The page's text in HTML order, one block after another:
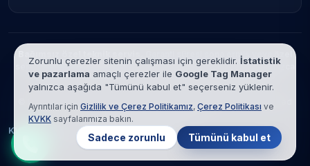
Garanti süresi sona ermiş veya özel
servis kapsamındaki cihazlar için hizmet verilir. Marka adları yalnızca
tanımlama amaçlıdır; yetkili servis ilişkisi bulunmamaktadır.
© 2026 SRT Elektronik Analiz Laboratuvar Sanayi Ve Ticaret Limited
Şirketi. Tüm hakları saklıdır.
KVKK
Çerez Politikası Hizmet Şartları
Zorunlu çerezler sitenin çalışması için gereklidir. İstatistik
ve pazarlama amaçlı çerezler ile Google Tag Manager
yalnızca aşağıda "Tümünü kabul et" seçerseniz yüklenir.
Ayrıntılar için Gizlilik ve Çerez Politikamız, Çerez Politikası ve
KVKK sayfalarımıza bakın.
Sadece zorunlu Tümünü kabul et